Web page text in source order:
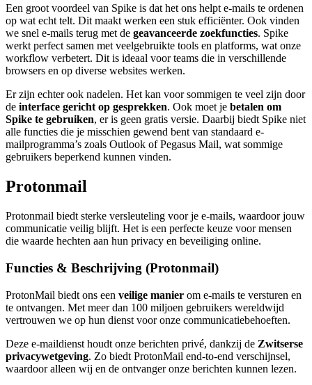
Een groot voordeel van Spike is dat het ons helpt e-mails te ordenen
op wat echt telt. Dit maakt werken een stuk efficiënter. Ook vinden
we snel e-mails terug met de geavanceerde zoekfuncties. Spike
werkt perfect samen met veelgebruikte tools en platforms, wat onze
workflow verbetert. Dit is ideaal voor teams die in verschillende
browsers en op diverse websites werken.
Er zijn echter ook nadelen. Het kan voor sommigen te veel zijn door
de interface gericht op gesprekken. Ook moet je betalen om
Spike te gebruiken, er is geen gratis versie. Daarbij biedt Spike niet
alle functies die je misschien gewend bent van standaard e-
mailprogramma’s zoals Outlook of Pegasus Mail, wat sommige
gebruikers beperkend kunnen vinden.
Protonmail
Protonmail biedt sterke versleuteling voor je e-mails, waardoor jouw
communicatie veilig blijft. Het is een perfecte keuze voor mensen
die waarde hechten aan hun privacy en beveiliging online.
Functies & Beschrijving (Protonmail)
ProtonMail biedt ons een veilige manier om e-mails te versturen en
te ontvangen. Met meer dan 100 miljoen gebruikers wereldwijd
vertrouwen we op hun dienst voor onze communicatiebehoeften.
Deze e-maildienst houdt onze berichten privé, dankzij de Zwitserse
privacywetgeving. Zo biedt ProtonMail end-to-end verschijnsel,
waardoor alleen wij en de ontvanger onze berichten kunnen lezen.